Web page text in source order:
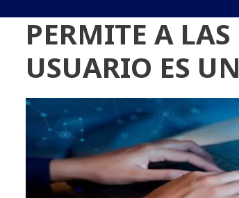
PERMITE A
USUARIO ES